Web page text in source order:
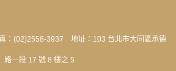
：(02)2558-3937 地址：103 台北市大同區承德
路一段 17 號 8 樓之 5